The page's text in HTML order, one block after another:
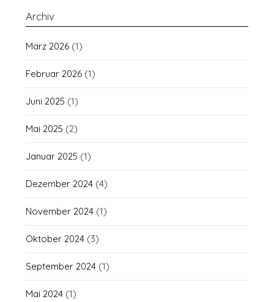
Archiv
März 2026 (1)
Februar 2026 (1)
Juni 2025 (1)
Mai 2025 (2)
Januar 2025 (1)
Dezember 2024 (4)
November 2024 (1)
Oktober 2024 (3)
September 2024 (1)
Mai 2024 (1)